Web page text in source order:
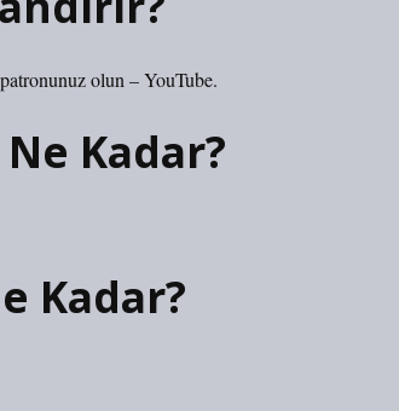
olun – YouTube.
Kadar?
Kadar?